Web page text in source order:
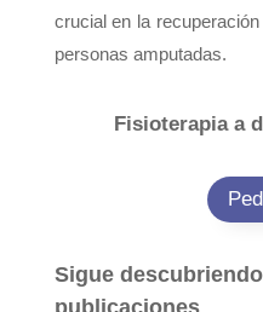
crucial en la
personas amputadas.
Fisioterapia a
Sigue